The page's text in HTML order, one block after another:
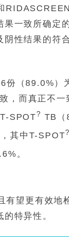
RIDASCREEN
一致所确定
性结果的符
份（89.0%）
，而真正不一
SPOT? TB（
其中T-SPOT?
。
望更有效地
特异性。